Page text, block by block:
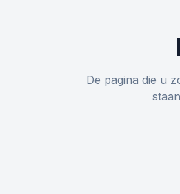
De pagina die u